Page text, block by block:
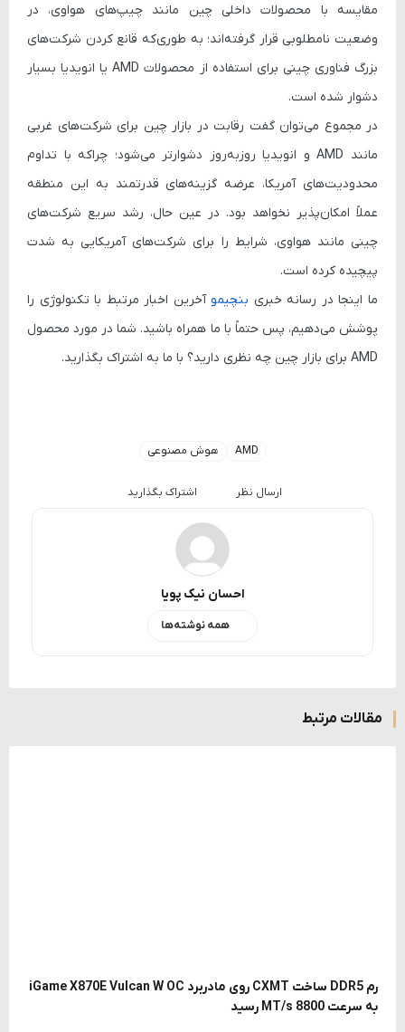
مقایسه با محصولات داخلی چین مانند چیپ‌های هواوی، در
وضعیت نامطلوبی قرار گرفته‌اند؛ به طوری‌که قانع کردن شرکت‌های
بزرگ فناوری چینی برای استفاده از محصولات AMD یا انویدیا بسیار
دشوار شده است.
در مجموع می‌توان گفت رقابت در بازار چین برای شرکت‌های غربی
مانند AMD و انویدیا روزبه‌روز دشوارتر می‌شود؛ چراکه با تداوم
محدودیت‌های آمریکا، عرضه گزینه‌های قدرتمند به این منطقه
عملاً امکان‌پذیر نخواهد بود. در عین حال، رشد سریع شرکت‌های
چینی مانند هواوی، شرایط را برای شرکت‌های آمریکایی به شدت
پیچیده کرده است.
ما اینجا در رسانه خبری بنچیمو آخرین اخبار مرتبط با تکنولوژی را
پوشش می‌دهیم، پس حتماً با ما همراه باشید. شما در مورد محصول
AMD برای بازار چین چه نظری دارید؟ با ما به اشتراک بگذارید.
AMD هوش مصنوعی
ارسال نظر اشتراک بگذارید
احسان نیک پویا
همه نوشته‌ها
مقالات مرتبط
رم DDR5 ساخت CXMT روی مادربرد iGame X870E Vulcan W OC
به سرعت 8800 MT/s رسید